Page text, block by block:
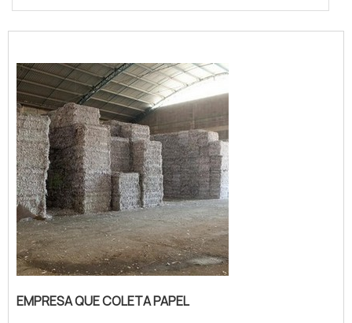
EMPRESA QUE COLETA PAPEL